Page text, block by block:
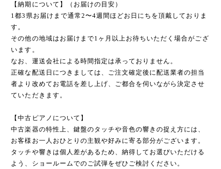
【納期について】（お届けの目安）
1都3県お届けまで通常2〜4週間ほどお日にちを頂戴しておりま
す。
その他の地域はお届けまで1ヶ月以上お待ちいただく場合がござ
います。
なお、運送会社による時間指定は承っておりません。
正確な配送日につきましては、ご注文確定後に配送業者の担当
者より改めてお電話を差し上げ、ご都合を伺いながら決定させ
ていただきます。
【中古ピアノについて】
中古楽器の特性上、鍵盤のタッチや音色の響きの捉え方には、
お客様お一人おひとりの主観や好みに寄る部分がございます。
タッチや響きは個人差があるため、納得してお選びいただける
よう、ショールームでのご試弾をぜひご検討ください。